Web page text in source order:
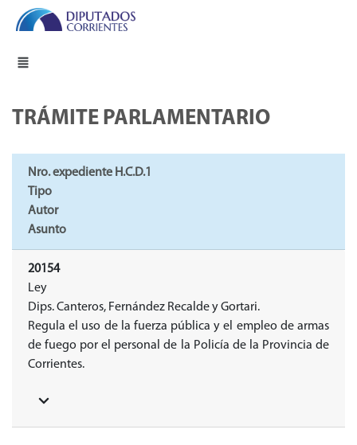
TRÁMITE PARLAMENTARIO
Nro. expediente H.C.D.1
Tipo
Autor
Asunto
20154
Ley
Dips. Canteros, Fernández Recalde y Gortari.
Regula el uso de la fuerza pública y el empleo de armas
de fuego por el personal de la Policía de la Provincia de
Corrientes.